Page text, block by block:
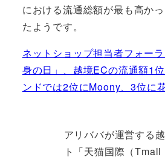
における流通総額が最も高か
たようです。
ネットショップ担当者フォー
身の日」、越境ECの流通額1
ンドでは2位にMoony、3位に
アリババが運営する
ト「天猫国際（Tmall